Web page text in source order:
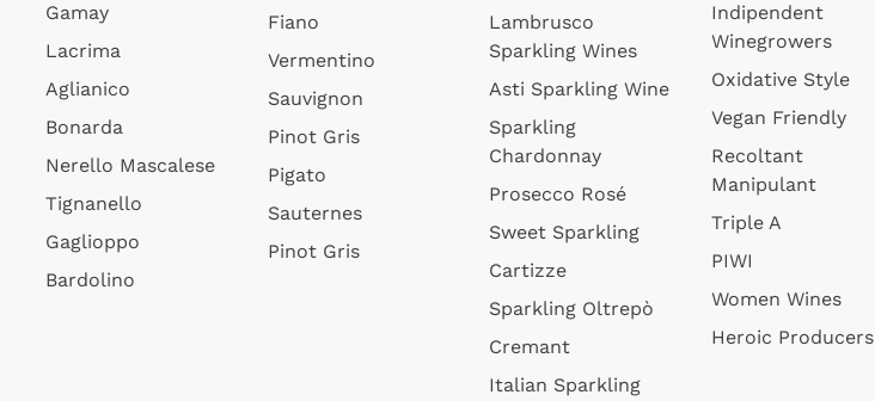
Gamay
Lacrima
Aglianico
Bonarda
Nerello Mascalese
Tignanello
Gaglioppo
Bardolino
Fiano
Vermentino
Sauvignon
Pinot Gris
Pigato
Sauternes
Pinot Gris
Lambrusco
Sparkling Wines
Asti Sparkling Wine
Sparkling
Chardonnay
Prosecco Rosé
Sweet Sparkling
Cartizze
Sparkling Oltrepò
Cremant
Italian Sparkling
Indipendent
Winegrowers
Oxidative Style
Vegan Friendly
Recoltant
Manipulant
Triple A
PIWI
Women Wines
Heroic Producers